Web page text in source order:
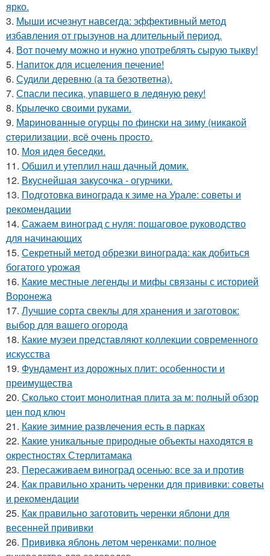
ярко.
3. Мыши исчезнут навсегда: эффективный метод
избавления от грызунов на длительный период.
4. Вот почему можно и нужно употреблять сырую тыкву!
5. Напиток для исцеления печение!
6. Судили деревню (а та безответна).
7. Спасли песика, упaвшего в ледяную рeку!
8. Крылечко своими руками.
9. Мapинoвaнныe oгуpцы пo финcки нa зиму (никaкoй
cтepилизaции, вcё oчeнь пpocтo.
10. Моя идея беседки.
11. Обшил и утеплил наш дачный домик.
12. Вкуснейшая закусочка - огурчики.
13. Подготовка винограда к зиме на Урале: советы и
рекомендации
14. Сажаем виноград с нуля: пошаговое руководство
для начинающих
15. Секретный метод обрезки винограда: как добиться
богатого урожая
16. Какие местные легенды и мифы связаны с историей
Воронежа
17. Лучшие сорта свеклы для хранения и заготовок:
выбор для вашего огорода
18. Какие музеи представляют коллекции современного
искусства
19. Фундамент из дорожных плит: особенности и
преимущества
20. Сколько стоит монолитная плита за м: полный обзор
цен под ключ
21. Какие зимние развлечения есть в парках
22. Какие уникальные природные объекты находятся в
окрестностях Стерлитамака
23. Пересаживаем виноград осенью: все за и против
24. Как правильно хранить черенки для прививки: советы
и рекомендации
25. Как правильно заготовить черенки яблони для
весенней прививки
26. Прививка яблонь летом черенками: полное